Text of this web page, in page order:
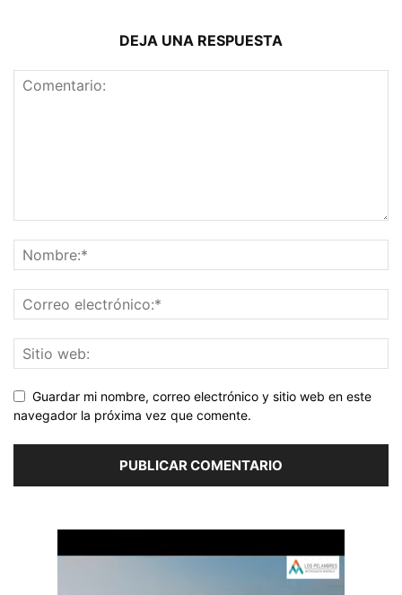
DEJA UNA RESPUESTA
Guardar mi nombre, correo electrónico y sitio web en este
navegador la próxima vez que comente.